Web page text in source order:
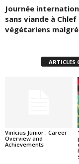
Journée
sans viande à Chlef
végétariens
ARTICLES
Vinícius Júnior : Career
Overview and
Achievements